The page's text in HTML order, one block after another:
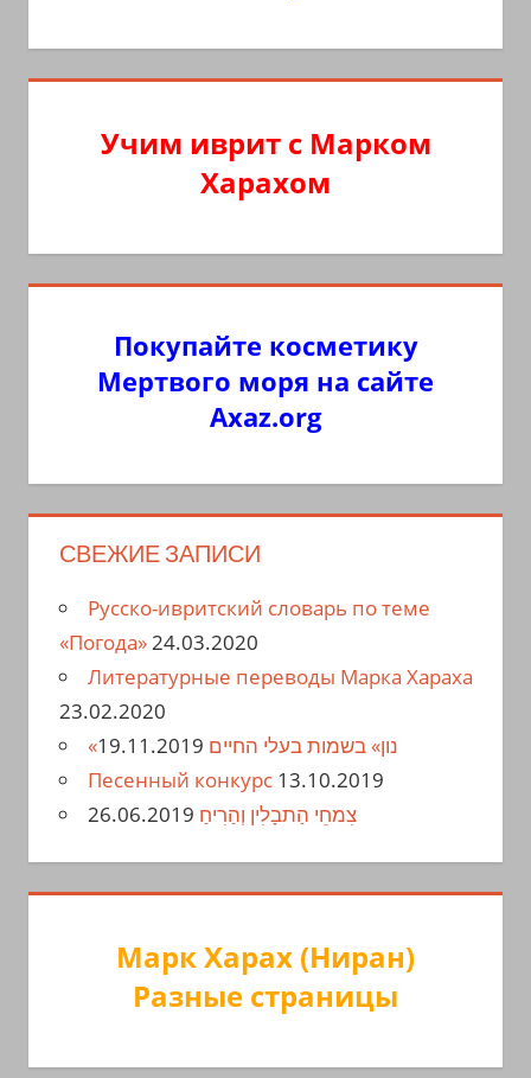
Учим иврит с Марком
Харахом
Покупайте косметику
Мертвого моря на сайте
Axaz.org
СВЕЖИЕ ЗАПИСИ
Русско-ивритский словарь по теме
«Погода»24.03.2020
Литературные переводы Марка Хараха
23.02.2020
«נון» בשמות בעלי החיים 19.11.2019
Песенный конкурс 13.10.2019
צִמחֵי הַתבָלִין וְהַרִיחַ 26.06.2019
Марк Харах (Ниран)
Разные страницы